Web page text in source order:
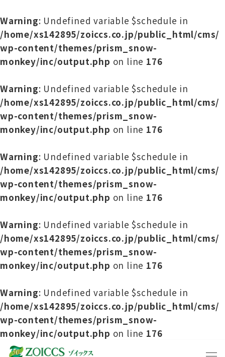
Warning: Undefined variable $schedule in
/home/xs142895/zoiccs.co.jp/public_html/cms/
wp-content/themes/prism_snow-
monkey/inc/output.php on line 176
Warning: Undefined variable $schedule in
/home/xs142895/zoiccs.co.jp/public_html/cms/
wp-content/themes/prism_snow-
monkey/inc/output.php on line 176
Warning: Undefined variable $schedule in
/home/xs142895/zoiccs.co.jp/public_html/cms/
wp-content/themes/prism_snow-
monkey/inc/output.php on line 176
Warning: Undefined variable $schedule in
/home/xs142895/zoiccs.co.jp/public_html/cms/
wp-content/themes/prism_snow-
monkey/inc/output.php on line 176
Warning: Undefined variable $schedule in
/home/xs142895/zoiccs.co.jp/public_html/cms/
wp-content/themes/prism_snow-
monkey/inc/output.php on line 176